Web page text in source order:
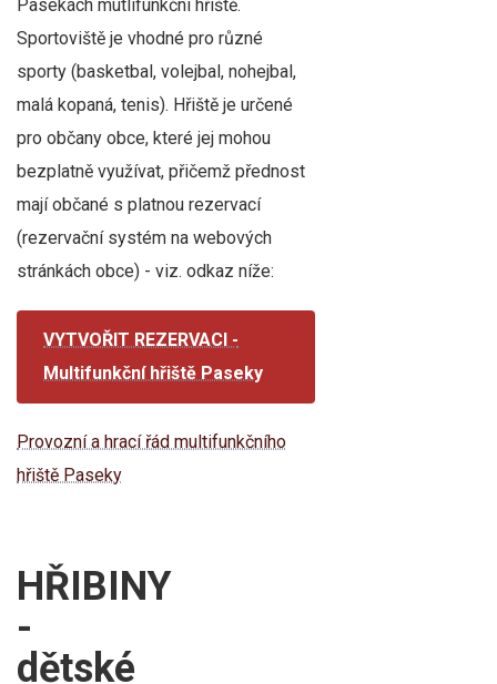
Pasekách mutlifunkční hřiště.
Sportoviště je vhodné pro různé
sporty (basketbal, volejbal, nohejbal,
malá kopaná, tenis). Hřiště je určené
pro občany obce, které jej mohou
bezplatně využívat, přičemž přednost
mají občané s platnou rezervací
(rezervační systém na webových
stránkách obce) - viz. odkaz níže:
VYTVOŘIT REZERVACI -
Multifunkční hřiště Paseky
Provozní a hrací řád multifunkčního
hřiště Paseky
HŘIBINY
-
dětské